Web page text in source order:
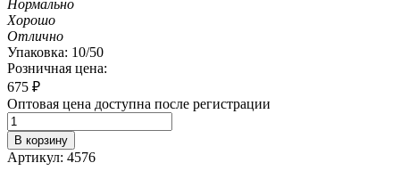
Нормально
Хорошо
Отлично
Упаковка: 10/50
Розничная цена:
675 ₽
Оптовая цена доступна после регистрации
В корзину
Артикул: 4576